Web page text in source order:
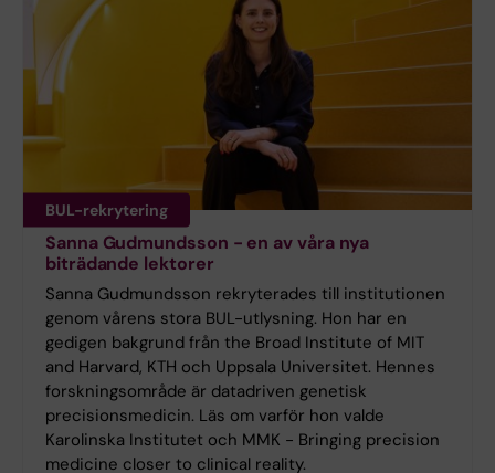
BUL-rekrytering
Sanna Gudmundsson - en av våra nya
biträdande lektorer
Sanna Gudmundsson rekryterades till institutionen
genom vårens stora BUL-utlysning. Hon har en
gedigen bakgrund från the Broad Institute of MIT
and Harvard, KTH och Uppsala Universitet. Hennes
forskningsområde är datadriven genetisk
precisionsmedicin. Läs om varför hon valde
Karolinska Institutet och MMK - Bringing precision
medicine closer to clinical reality.